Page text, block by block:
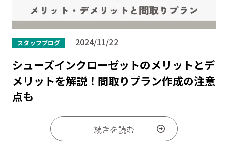
スタッフブログ 2024/11/22
シューズインクローゼットのメリットとデ
メリットを解説！間取りプラン作成の注意
点も
続きを読む